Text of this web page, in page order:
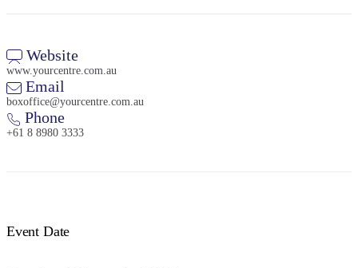
Website
www.yourcentre.com.au
Email
boxoffice@yourcentre.com.au
Phone
+61 8 8980 3333
Event Date